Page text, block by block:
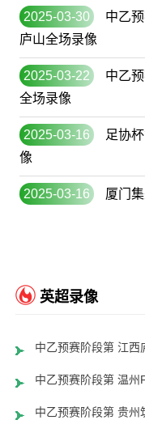
2025-03-30
中乙
庐山全场录像
2025-03-22
中乙
全场录像
2025-03-16
足协
像
2025-03-16 厦门
英超录像
中乙预赛阶段第 江西
中乙预赛阶段第 温州
中乙预赛阶段第 贵州